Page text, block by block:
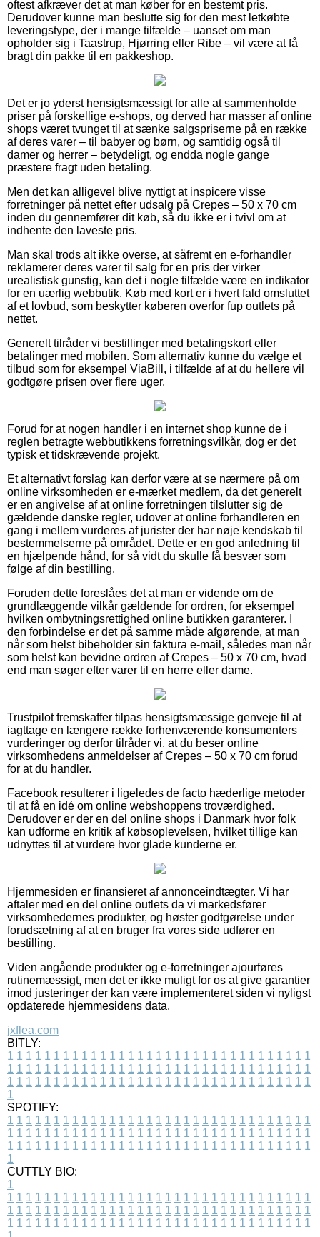
oftest afkræver det at man køber for en bestemt pris.
Derudover kunne man beslutte sig for den mest letkøbte
leveringstype, der i mange tilfælde – uanset om man
opholder sig i Taastrup, Hjørring eller Ribe – vil være at få
bragt din pakke til en pakkeshop.
Det er jo yderst hensigtsmæssigt for alle at sammenholde
priser på forskellige e-shops, og derved har masser af online
shops været tvunget til at sænke salgspriserne på en række
af deres varer – til babyer og børn, og samtidig også til
damer og herrer – betydeligt, og endda nogle gange
præstere fragt uden betaling.
Men det kan alligevel blive nyttigt at inspicere visse
forretninger på nettet efter udsalg på Crepes – 50 x 70 cm
inden du gennemfører dit køb, så du ikke er i tvivl om at
indhente den laveste pris.
Man skal trods alt ikke overse, at såfremt en e-forhandler
reklamerer deres varer til salg for en pris der virker
urealistisk gunstig, kan det i nogle tilfælde være en indikator
for en uærlig webbutik. Køb med kort er i hvert fald omsluttet
af et lovbud, som beskytter køberen overfor fup outlets på
nettet.
Generelt tilråder vi bestillinger med betalingskort eller
betalinger med mobilen. Som alternativ kunne du vælge et
tilbud som for eksempel ViaBill, i tilfælde af at du hellere vil
godtgøre prisen over flere uger.
Forud for at nogen handler i en internet shop kunne de i
reglen betragte webbutikkens forretningsvilkår, dog er det
typisk et tidskrævende projekt.
Et alternativt forslag kan derfor være at se nærmere på om
online virksomheden er e-mærket medlem, da det generelt
er en angivelse af at online forretningen tilslutter sig de
gældende danske regler, udover at online forhandleren en
gang i mellem vurderes af jurister der har nøje kendskab til
bestemmelserne på området. Dette er en god anledning til
en hjælpende hånd, for så vidt du skulle få besvær som
følge af din bestilling.
Foruden dette foreslåes det at man er vidende om de
grundlæggende vilkår gældende for ordren, for eksempel
hvilken ombytningsrettighed online butikken garanterer. I
den forbindelse er det på samme måde afgørende, at man
når som helst bibeholder sin faktura e-mail, således man når
som helst kan bevidne ordren af Crepes – 50 x 70 cm, hvad
end man søger efter varer til en herre eller dame.
Trustpilot fremskaffer tilpas hensigtsmæssige genveje til at
iagttage en længere række forhenværende konsumenters
vurderinger og derfor tilråder vi, at du beser online
virksomhedens anmeldelser af Crepes – 50 x 70 cm forud
for at du handler.
Facebook resulterer i ligeledes de facto hæderlige metoder
til at få en idé om online webshoppens troværdighed.
Derudover er der en del online shops i Danmark hvor folk
kan udforme en kritik af købsoplevelsen, hvilket tillige kan
udnyttes til at vurdere hvor glade kunderne er.
Hjemmesiden er finansieret af annonceindtægter. Vi har
aftaler med en del online outlets da vi markedsfører
virksomhedernes produkter, og høster godtgørelse under
forudsætning af at en bruger fra vores side udfører en
bestilling.
Viden angående produkter og e-forretninger ajourføres
rutinemæssigt, men det er ikke muligt for os at give garantier
imod justeringer der kan være implementeret siden vi nyligst
opdaterede hjemmesidens data.
jxflea.com
BITLY:
1 1 1 1 1 1 1 1 1 1 1 1 1 1 1 1 1 1 1 1 1 1 1 1 1 1 1 1 1 1 1 1 1
1 1 1 1 1 1 1 1 1 1 1 1 1 1 1 1 1 1 1 1 1 1 1 1 1 1 1 1 1 1 1 1 1
1 1 1 1 1 1 1 1 1 1 1 1 1 1 1 1 1 1 1 1 1 1 1 1 1 1 1 1 1 1 1 1 1
1
SPOTIFY:
1 1 1 1 1 1 1 1 1 1 1 1 1 1 1 1 1 1 1 1 1 1 1 1 1 1 1 1 1 1 1 1 1
1 1 1 1 1 1 1 1 1 1 1 1 1 1 1 1 1 1 1 1 1 1 1 1 1 1 1 1 1 1 1 1 1
1 1 1 1 1 1 1 1 1 1 1 1 1 1 1 1 1 1 1 1 1 1 1 1 1 1 1 1 1 1 1 1 1
1
CUTTLY BIO:
1
1 1 1 1 1 1 1 1 1 1 1 1 1 1 1 1 1 1 1 1 1 1 1 1 1 1 1 1 1 1 1 1 1
1 1 1 1 1 1 1 1 1 1 1 1 1 1 1 1 1 1 1 1 1 1 1 1 1 1 1 1 1 1 1 1 1
1 1 1 1 1 1 1 1 1 1 1 1 1 1 1 1 1 1 1 1 1 1 1 1 1 1 1 1 1 1 1 1 1